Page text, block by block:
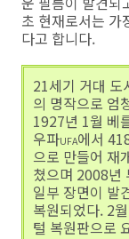
초 현재로서는 가
다고 합니다.
21세기 거대 도
의 명작으로 엄
1927년 1월 베
우파UFA에서
으로 만들어 재
쳤으며 2008년
일부 장면이 발
복원되었다. 2
털 복원판으로